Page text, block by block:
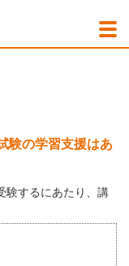
験の学習支援はあ
験するにあたり、講